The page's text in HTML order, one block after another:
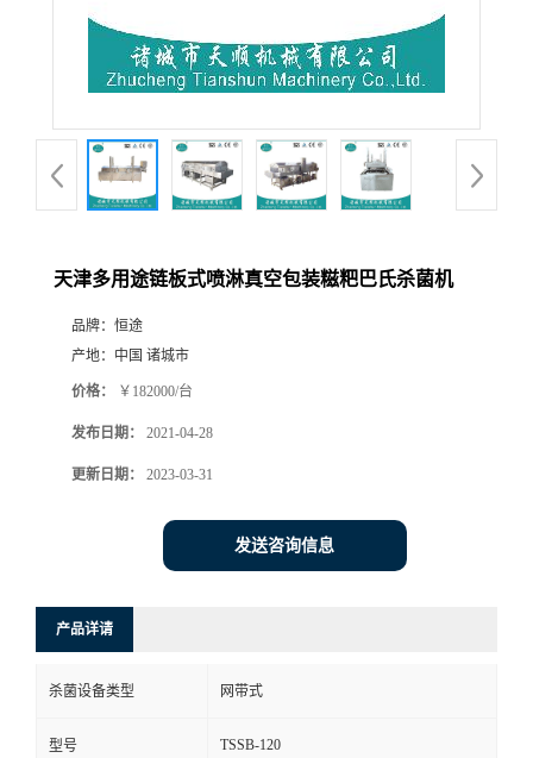
天津多用途链板式喷淋真空包装糍粑巴氏杀菌机
品牌： 恒途
产地： 中国 诸城市
价格： ￥182000/台
发布日期： 2021-04-28
更新日期： 2023-03-31
发送咨询信息
产品详请
杀菌设备类型 网带式
型号 TSSB-120